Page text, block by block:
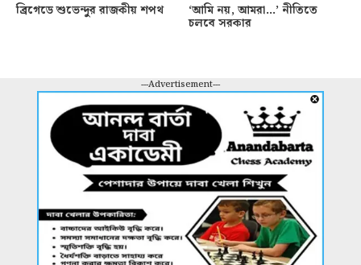
ব্রিগেডে শুভেন্দুর রাজকীয় শপথ ‘আমি নয়, আমরা…’ নীতিতে
চলবে সরকার
---Advertisement---